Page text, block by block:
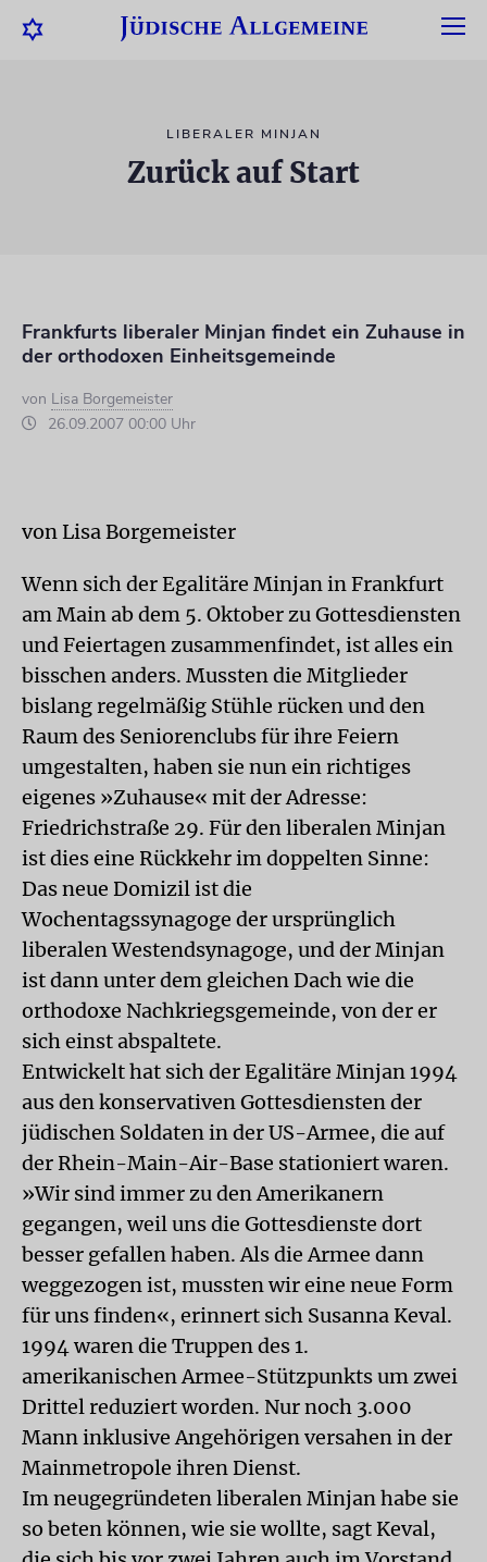
LIBERALER MINJAN
Zurück auf Start
Frankfurts liberaler Minjan findet ein Zuhause in
der orthodoxen Einheitsgemeinde
von Lisa Borgemeister
26.09.2007 00:00 Uhr
von Lisa Borgemeister
Wenn sich der Egalitäre Minjan in Frankfurt
am Main ab dem 5. Oktober zu Gottesdiensten
und Feiertagen zusammenfindet, ist alles ein
bisschen anders. Mussten die Mitglieder
bislang regelmäßig Stühle rücken und den
Raum des Seniorenclubs für ihre Feiern
umgestalten, haben sie nun ein richtiges
eigenes »Zuhause« mit der Adresse:
Friedrichstraße 29. Für den liberalen Minjan
ist dies eine Rückkehr im doppelten Sinne:
Das neue Domizil ist die
Wochentagssynagoge der ursprünglich
liberalen Westendsynagoge, und der Minjan
ist dann unter dem gleichen Dach wie die
orthodoxe Nachkriegsgemeinde, von der er
sich einst abspaltete.
Entwickelt hat sich der Egalitäre Minjan 1994
aus den konservativen Gottesdiensten der
jüdischen Soldaten in der US-Armee, die auf
der Rhein-Main-Air-Base stationiert waren.
»Wir sind immer zu den Amerikanern
gegangen, weil uns die Gottesdienste dort
besser gefallen haben. Als die Armee dann
weggezogen ist, mussten wir eine neue Form
für uns finden«, erinnert sich Susanna Keval.
1994 waren die Truppen des 1.
amerikanischen Armee-Stützpunkts um zwei
Drittel reduziert worden. Nur noch 3.000
Mann inklusive Angehörigen versahen in der
Mainmetropole ihren Dienst.
Im neugegründeten liberalen Minjan habe sie
so beten können, wie sie wollte, sagt Keval,